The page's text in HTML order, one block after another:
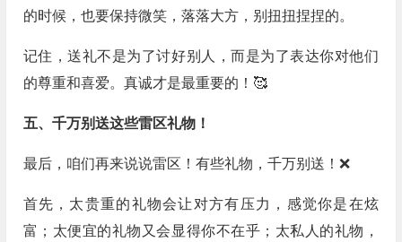
的时候，也要保持微笑，落落大方，别扭扭捏捏的。
记住，送礼不是为了讨好别人，而是为了表达你对他们
的尊重和喜爱。真诚才是最重要的！🥰
五、千万别送这些雷区礼物！
最后，咱们再来说说雷区！有些礼物，千万别送！❌
首先，太贵重的礼物会让对方有压力，感觉你是在炫
富；太便宜的礼物又会显得你不在乎；太私人的礼物，